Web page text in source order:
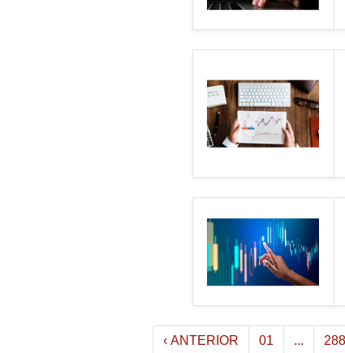
‹ANTERIOR 01 ... 288